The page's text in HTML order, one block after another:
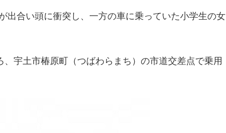
出合い頭に衝突し、一方の車に乗っていた小学生の女
宇土市椿原町（つばわらまち）の市道交差点で乗用